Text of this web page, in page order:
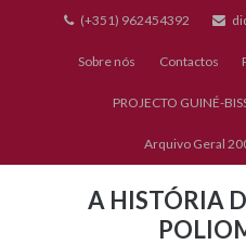
(+351) 962454392
Sobre nós Contactos
PROJECTO GUINÉ-
Arquivo Geral
A HISTÓRIA